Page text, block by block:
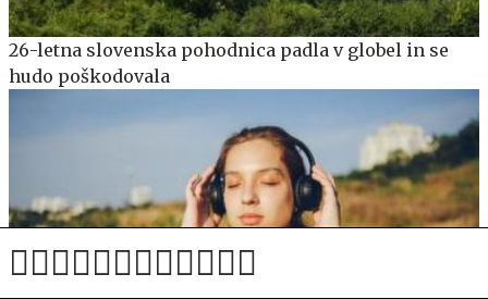
26-letna slovenska pohodnica padla v globel in se
hudo poškodovala